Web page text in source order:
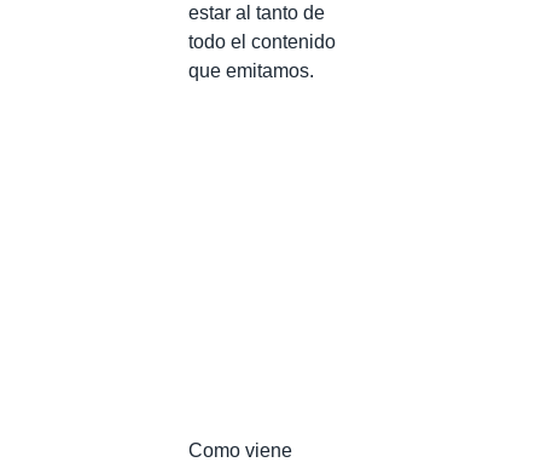
estar al tanto de
todo el contenido
que emitamos.
Como viene